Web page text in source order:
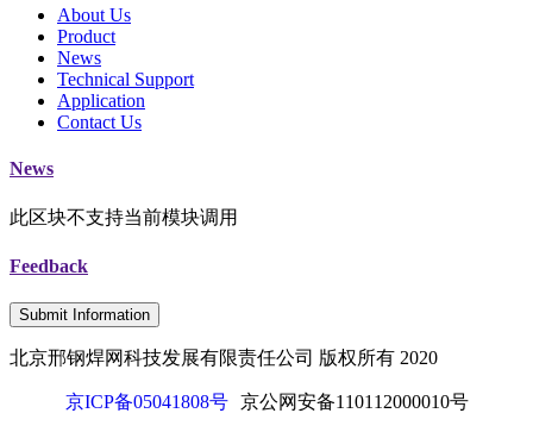
About Us
Product
News
Technical Support
Application
Contact Us
News
此区块不支持当前模块调用
Feedback
Submit Information
北京邢钢焊网科技发展有限责任公司 版权所有 2020
京ICP备05041808号 京公网安备110112000010号